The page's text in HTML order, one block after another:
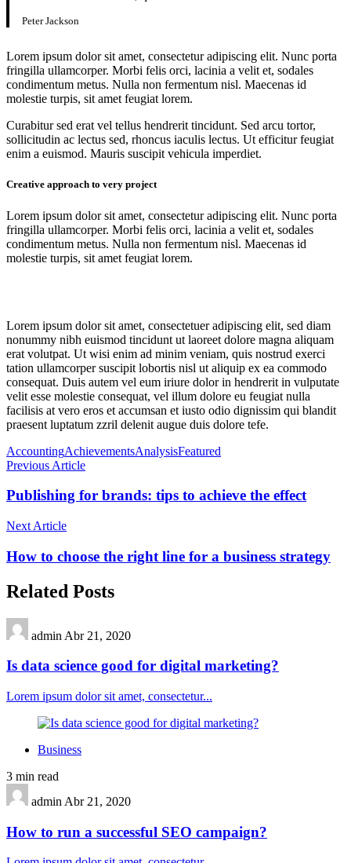
Peter Jackson
Lorem ipsum dolor sit amet, consectetur adipiscing elit. Nunc porta
fringilla ullamcorper. Morbi felis orci, lacinia a velit et, sodales
condimentum metus. Nulla non fermentum nisl. Maecenas id
molestie turpis, sit amet feugiat lorem.
Curabitur sed erat vel tellus hendrerit tincidunt. Sed arcu tortor,
sollicitudin ac lectus sed, rhoncus iaculis lectus. Ut efficitur feugiat
enim a euismod. Mauris suscipit vehicula imperdiet.
Creative approach to very project
Lorem ipsum dolor sit amet, consectetur adipiscing elit. Nunc porta
fringilla ullamcorper. Morbi felis orci, lacinia a velit et, sodales
condimentum metus. Nulla non fermentum nisl. Maecenas id
molestie turpis, sit amet feugiat lorem.
Lorem ipsum dolor sit amet, consectetuer adipiscing elit, sed diam
nonummy nibh euismod tincidunt ut laoreet dolore magna aliquam
erat volutpat. Ut wisi enim ad minim veniam, quis nostrud exerci
tation ullamcorper suscipit lobortis nisl ut aliquip ex ea commodo
consequat. Duis autem vel eum iriure dolor in hendrerit in vulputate
velit esse molestie consequat, vel illum dolore eu feugiat nulla
facilisis at vero eros et accumsan et iusto odio dignissim qui blandit
praesent luptatum zzril delenit augue duis dolore tefe.
AccountingAchievementsAnalysisFeatured
Previous Article
Publishing for brands: tips to achieve the effect
Next Article
How to choose the right line for a business strategy
Related Posts
admin Abr 21, 2020
Is data science good for digital marketing?
Lorem ipsum dolor sit amet, consectetur...
Business
3 min read
admin Abr 21, 2020
How to run a successful SEO campaign?